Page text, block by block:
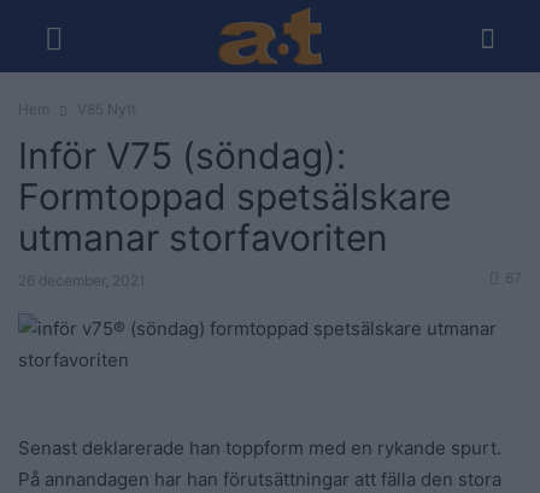
Hem V85 Nytt
Inför V75 (söndag):
Formtoppad spetsälskare
utmanar storfavoriten
26 december, 2021 67
Senast deklarerade han toppform med en rykande spurt.
På annandagen har han förutsättningar att fälla den stora